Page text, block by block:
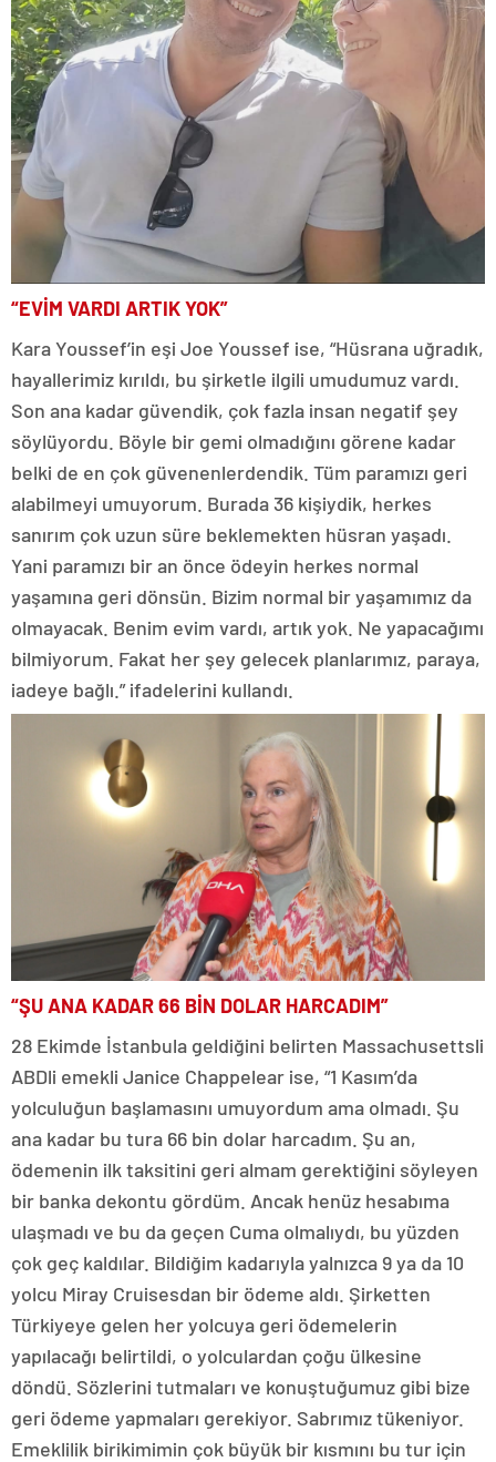
“EVİM VARDI ARTIK YOK”
Kara Youssef’in eşi Joe Youssef ise, “Hüsrana uğradık,
hayallerimiz kırıldı, bu şirketle ilgili umudumuz vardı.
Son ana kadar güvendik, çok fazla insan negatif şey
söylüyordu. Böyle bir gemi olmadığını görene kadar
belki de en çok güvenenlerdendik. Tüm paramızı geri
alabilmeyi umuyorum. Burada 36 kişiydik, herkes
sanırım çok uzun süre beklemekten hüsran yaşadı.
Yani paramızı bir an önce ödeyin herkes normal
yaşamına geri dönsün. Bizim normal bir yaşamımız da
olmayacak. Benim evim vardı, artık yok. Ne yapacağımı
bilmiyorum. Fakat her şey gelecek planlarımız, paraya,
iadeye bağlı.” ifadelerini kullandı.
“ŞU ANA KADAR 66 BİN DOLAR HARCADIM”
28 Ekimde İstanbula geldiğini belirten Massachusettsli
ABDli emekli Janice Chappelear ise, “1 Kasım’da
yolculuğun başlamasını umuyordum ama olmadı. Şu
ana kadar bu tura 66 bin dolar harcadım. Şu an,
ödemenin ilk taksitini geri almam gerektiğini söyleyen
bir banka dekontu gördüm. Ancak henüz hesabıma
ulaşmadı ve bu da geçen Cuma olmalıydı, bu yüzden
çok geç kaldılar. Bildiğim kadarıyla yalnızca 9 ya da 10
yolcu Miray Cruisesdan bir ödeme aldı. Şirketten
Türkiyeye gelen her yolcuya geri ödemelerin
yapılacağı belirtildi, o yolculardan çoğu ülkesine
döndü. Sözlerini tutmaları ve konuştuğumuz gibi bize
geri ödeme yapmaları gerekiyor. Sabrımız tükeniyor.
Emeklilik birikimimin çok büyük bir kısmını bu tur için